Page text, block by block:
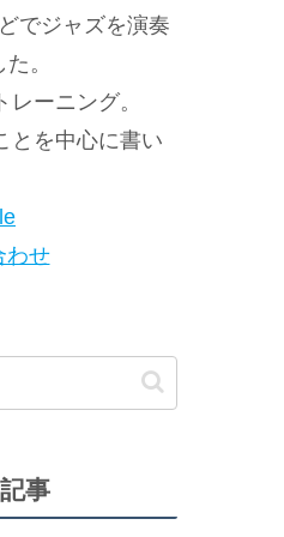
でジャズを演奏
。
ーニング。
とを中心に書い
わせ
事